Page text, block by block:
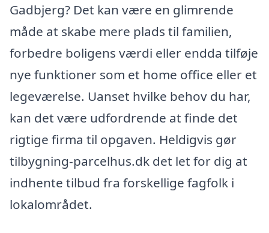
Gadbjerg? Det kan være en glimrende
måde at skabe mere plads til familien,
forbedre boligens værdi eller endda tilføje
nye funktioner som et home office eller et
legeværelse. Uanset hvilke behov du har,
kan det være udfordrende at finde det
rigtige firma til opgaven. Heldigvis gør
tilbygning-parcelhus.dk det let for dig at
indhente tilbud fra forskellige fagfolk i
lokalområdet.